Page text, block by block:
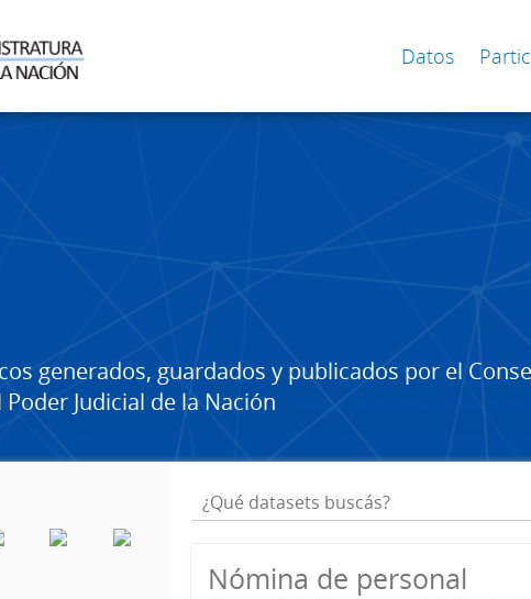
Datos
generados, guardados y publicados por el
Judicial de la Nación
Nómina de personal